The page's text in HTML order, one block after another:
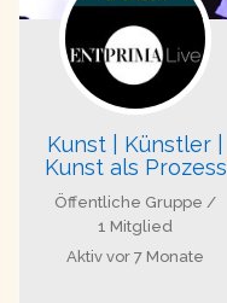
Kunst | Künstler |
Kunst als Prozess
Öffentliche Gruppe /
1 Mitglied
Aktiv vor 7 Monate